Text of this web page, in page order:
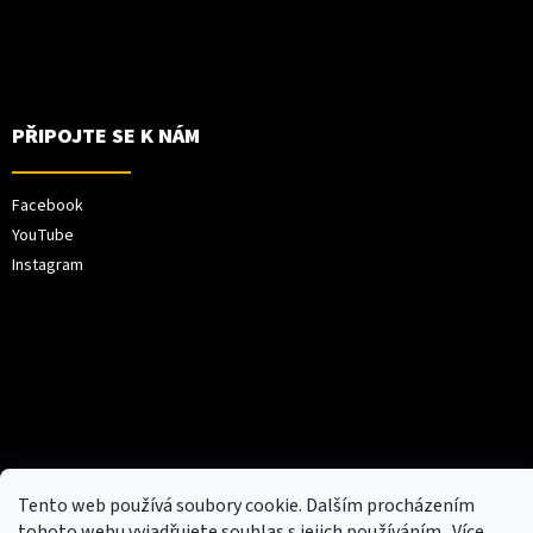
Tento web používá soubory cookie. Dalším procházením
PŘIPOJTE SE K NÁM
Facebook
YouTube
Instagram